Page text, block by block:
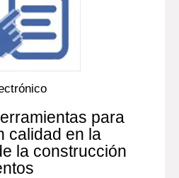
para
calidad en la
la construcción